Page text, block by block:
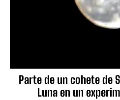
Parte de un cohete de
Luna en un